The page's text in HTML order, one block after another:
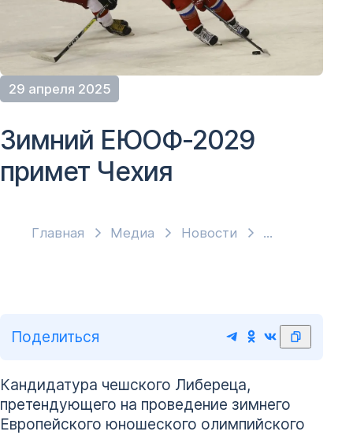
29 апреля 2025
Главная Медиа Новости
Зимний ЕЮОФ-2029
примет Чехия
Поделиться
Кандидатура чешского Либереца,
претендующего на проведение зимнего
Европейского юношеского олимпийского